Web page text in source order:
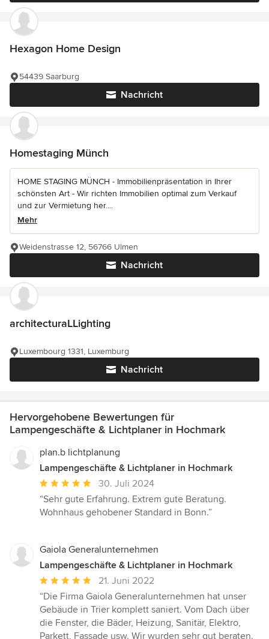
Hexagon Home Design
Nachricht
54439 Saarburg
Homestaging Münch
HOME STAGING MÜNCH - Immobilienpräsentation in Ihrer
schönsten Art - Wir richten Immobilien optimal zum Verkauf
und zur Vermietung her....
Mehr
Nachricht
Weidenstrasse 12, 56766 Ulmen
architecturaLLighting
Nachricht
Luxembourg 1331, Luxemburg
Hervorgehobene Bewertungen für
Lampengeschäfte & Lichtplaner in Hochmark
plan.b lichtplanung
Lampengeschäfte & Lichtplaner in Hochmark
Durchschnittliche
Bewertung:
5
Sternen
30. Juli 2024
“Sehr gute Erfahrung. Extrem gute Beratung.
Wohnhaus gehobener Standard in Bonn.”
Gaiola Generalunternehmen
Lampengeschäfte & Lichtplaner in Hochmark
Durchschnittliche
Bewertung:
5
von
5
21. Juni 2022
“Die Firma Gaiola Generalunternehmen hat unser
Gebäude in Trier komplett saniert. Vom Dach über
die Fenster, die Bäder, Heizung, Sanitär, Elektro,
Parkett, Fassade usw. Wir wurden sehr gut beraten.